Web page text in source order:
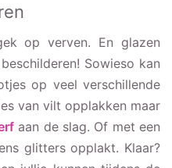
op verven. En glazen
Sowieso kan
op veel verschillende
van vilt opplakken maar
aan de slag. Of met een
glitters opplakt. Klaar?